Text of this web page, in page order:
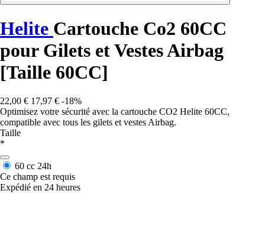
Helite Cartouche Co2 60CC
pour Gilets et Vestes Airbag
[Taille 60CC]
22,00 € 17,97 € -18%
Optimisez votre sécurité avec la cartouche CO2 Helite 60CC,
compatible avec tous les gilets et vestes Airbag.
Taille
*
60 cc 24h
Ce champ est requis
Expédié en 24 heures